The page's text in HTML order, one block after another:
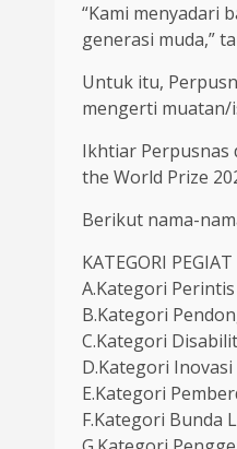
“Kami menyadari
generasi muda,”
Untuk itu,
mengerti muatan/
Ikhtiar Perpusnas
the World Prize
Berikut nama-
KATEGORI
A.Kategori
B.Kategori
C.Kategori
D.Kategori
E.Kategori
F.Kategori Bunda